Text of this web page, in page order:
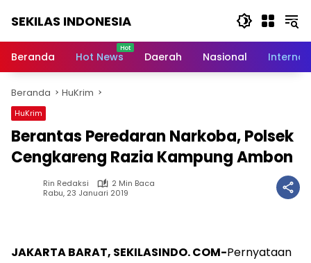
SEKILAS INDONESIA
Terkini,
Latest
World,
Headlines,
News
Today
Beranda Hot News Daerah Nasional
Beranda HuKrim
HuKrim
Berantas Peredaran Narkoba, Polsek
Cengkareng Razia Kampung Ambon
Rin Redaksi
2 Min Baca
Rabu, 23 Januari 2019
JAKARTA BARAT, SEKILASINDO. COM-Pernyataan